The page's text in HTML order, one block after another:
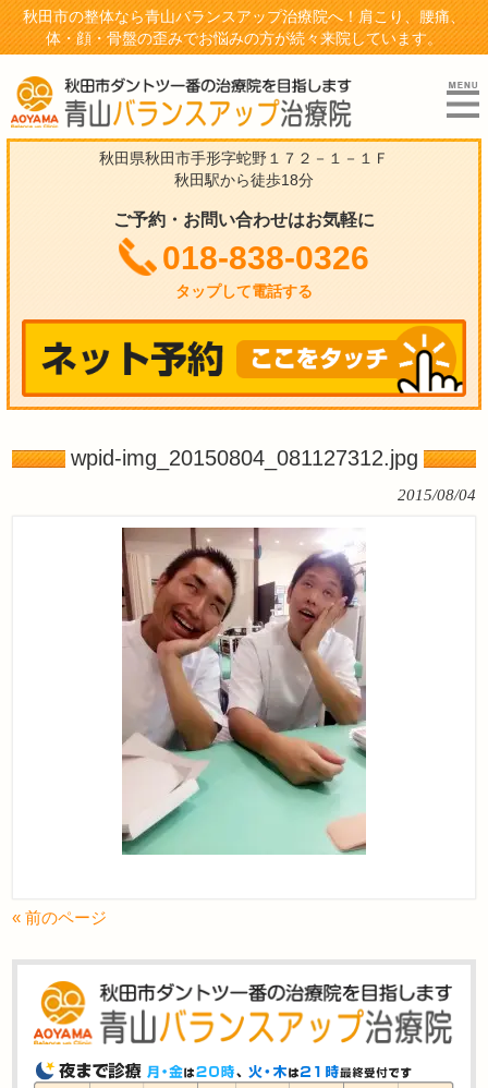
秋田市の整体なら青山バランスアップ治療院へ！肩こり、腰痛、
体・顔・骨盤の歪みでお悩みの方が続々来院しています。
秋田県秋田市手形字蛇野１７２－１－１Ｆ
秋田駅から徒歩18分
ご予約・お問い合わせはお気軽に
018-838-0326
タップして電話する
wpid-img_20150804_081127312.jpg
2015/08/04
« 前のページ